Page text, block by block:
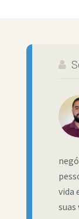
vida
suas